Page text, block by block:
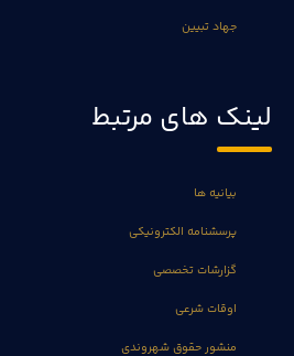
جهاد تبیین
لینک های مرتبط
بیانیه ها
پرسشنامه الکترونیکی
گزارشات تخصصی
اوقات شرعی
منشور حقوق شهروندی